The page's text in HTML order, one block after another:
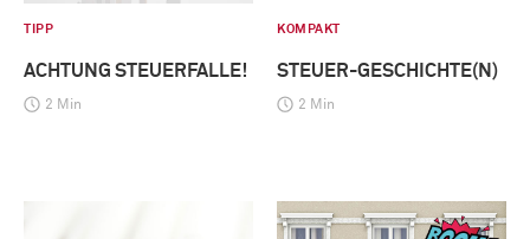
TIPP
ACHTUNG STEUERFALLE!
2 Min
KOMPAKT
STEUER-GESCHICHTE(N)
2 Min